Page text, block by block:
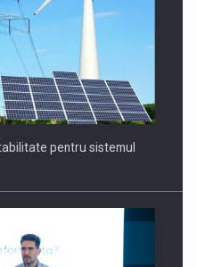
- Technology and…
pentru sistemul